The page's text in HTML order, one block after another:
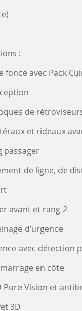
:
foncé avec Pack
de
et rideaux
passager
de ligne, de
avant et rang 2
d’urgence
avec détection
en côte
Pure Vision et
3D